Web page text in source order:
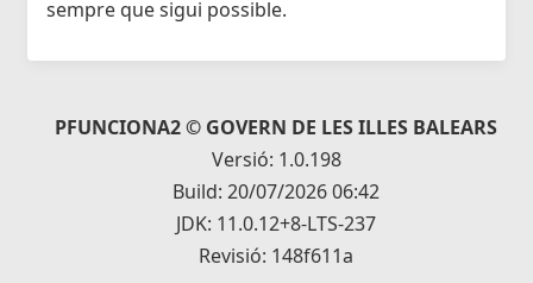
sempre que sigui possible.
PFUNCIONA2 © GOVERN DE LES ILLES BALEARS
Versió: 1.0.198
Build: 20/07/2026 06:42
JDK: 11.0.12+8-LTS-237
Revisió: 148f611a